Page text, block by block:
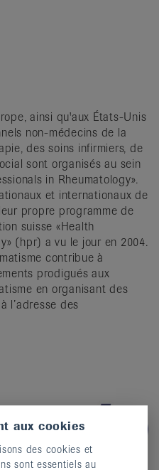
ainsi qu'aux États-Unis
non-médecins de la
des soins infirmiers, de
sont organisés au sein
in Rheumatology».
et internationaux de
propre programme de
suisse «Health
(hpr) a vu le jour en 2004.
contribue à
prodigués aux
en organisant des
l’adresse des
aux cookies
des cookies et
sont essentiels au